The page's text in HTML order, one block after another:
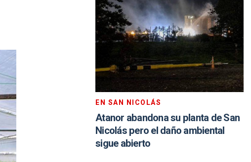
EN SAN NICOLÁS
Atanor abandona su planta de San
Nicolás pero el daño ambiental
sigue abierto